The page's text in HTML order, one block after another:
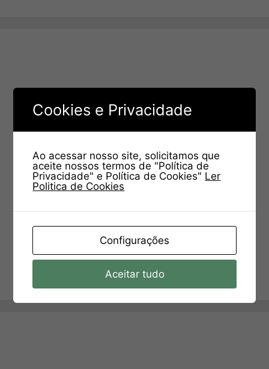
Cookies e Privacidade
Ao acessar nosso site, solicitamos que
aceite nossos termos de "Política de
Privacidade" e Política de Cookies" Ler
Politica de Cookies
Configurações
Aceitar tudo